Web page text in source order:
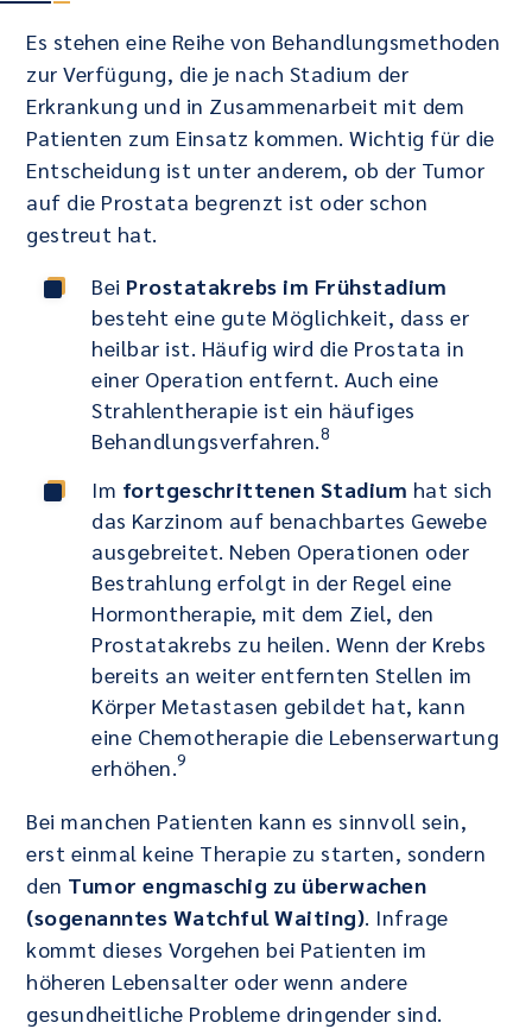
Es stehen eine Reihe von Behandlungsmethoden
zur Verfügung, die je nach Stadium der
Erkrankung und in Zusammenarbeit mit dem
Patienten zum Einsatz kommen. Wichtig für die
Entscheidung ist unter anderem, ob der Tumor
auf die Prostata begrenzt ist oder schon
gestreut hat.
Bei Prostatakrebs im Frühstadium
besteht eine gute Möglichkeit, dass er
heilbar ist. Häufig wird die Prostata in
einer Operation entfernt. Auch eine
Strahlentherapie ist ein häufiges
Behandlungsverfahren.8
Im fortgeschrittenen Stadium hat sich
das Karzinom auf benachbartes Gewebe
ausgebreitet. Neben Operationen oder
Bestrahlung erfolgt in der Regel eine
Hormontherapie, mit dem Ziel, den
Prostatakrebs zu heilen. Wenn der Krebs
bereits an weiter entfernten Stellen im
Körper Metastasen gebildet hat, kann
eine Chemotherapie die Lebenserwartung
erhöhen.9
Bei manchen Patienten kann es sinnvoll sein,
erst einmal keine Therapie zu starten, sondern
den Tumor engmaschig zu überwachen
(sogenanntes Watchful Waiting). Infrage
kommt dieses Vorgehen bei Patienten im
höheren Lebensalter oder wenn andere
gesundheitliche Probleme dringender sind.